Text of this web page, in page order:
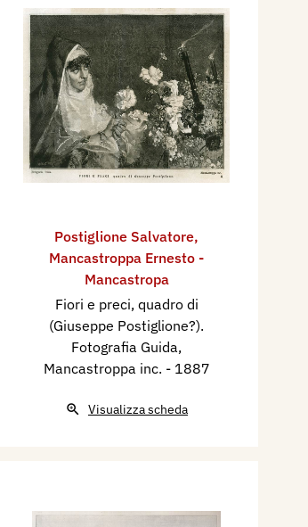
Postiglione Salvatore,
Mancastroppa Ernesto -
Mancastropa
Fiori e preci, quadro di
(Giuseppe Postiglione?).
Fotografia Guida,
Mancastroppa inc. - 1887
Visualizza scheda